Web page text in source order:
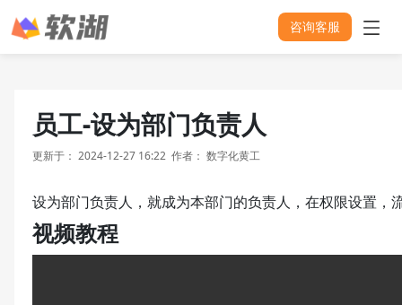
咨询客服
员工-设为部门负责人
更新于： 2024-12-27 16:22 作者： 数字化黄工
设为部门负责人，就成为本部门的负责人，在权限设置，
视频教程